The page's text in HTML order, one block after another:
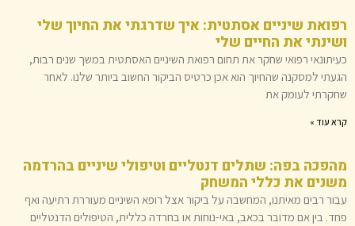
רפואת שיניים אסתטית: איך שדרגתי את החיוך שלי
ושינתי את החיים שלי
כעיתונאי רפואי שחקר את תחום רפואת השיניים האסתטית במשך שנים רבות,
הגעתי למסקנה שהחיוך הוא אכן כרטיס הביקור החשוב ביותר שלנו. לאחר
שחקרתי לעומק את
קרא עוד »
מהפכה בפה: שתלים דנטליים וטיפולי שיניים בהרדמה
משנים את כללי המשחק
עבור רבים מאיתנו, המחשבה על ביקור אצל רופא השיניים מעוררת רתיעה ואף
פחד. בין אם מדובר בכאב, באי-נוחות או בחרדה כללית, הטיפולים הדנטליים